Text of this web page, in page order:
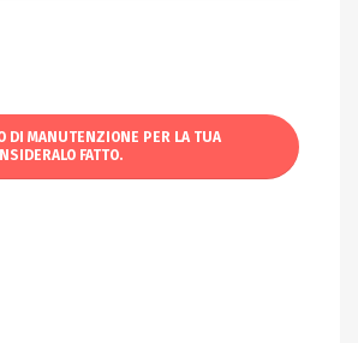
DI MANUTENZIONE PER LA TUA
FATTO.